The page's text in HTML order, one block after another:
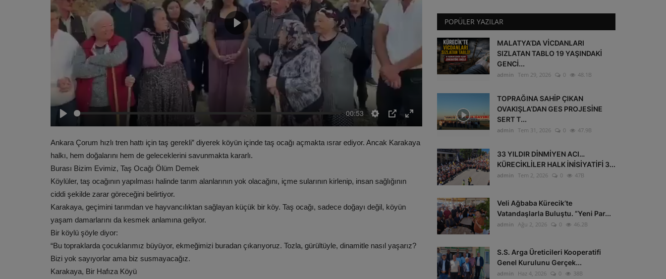
00:53
Play
Ankara Çorum hızlı tren hattı için taş gerekli” diyerek köyün içinde taş ocağı açmakta ısrar ediyor. Ancak Karakaya
halkı, hem doğalarını hem de geleceklerini savunmakta kararlı.
Burası Bizim Evimiz, Taş Ocağı Ölüm Demek
Köylüler, taş ocağının yapılması halinde tarım alanlarının yok olacağını, içme sularının kirlenip, insan sağlığının
ciddi şekilde zarar göreceğini belirtiyor.
Karakaya, geçimini tarımdan ve hayvancılıktan sağlayan küçük bir köy. Taş ocağı, sadece doğayı değil, köyün
yaşam damarlarını da kesmek anlamına geliyor.
Bir köylü şöyle diyor:
“Bu topraklarda çocuklarımız büyüyor, ekmeğimizi buradan çıkarıyoruz. Tozla, gürültüyle, dinamitle nasıl yaşarız?
Bizi yok sayıyorlar ama biz susmayacağız.
Karakaya, Bir Hafıza Köyü
POPÜLER YAZILAR
MALATYA’DA VİCDANLARI
SIZLATAN TABLO 19 YAŞINDAKİ
GENCİ...
admin Tem 29, 2026 0 48.1B
TOPRAĞINA SAHİP ÇIKAN
OVAKIŞLA’DAN GES PROJESİNE
SERT T...
admin Tem 31, 2026 0 47.9B
33 YILDIR DİNMİYEN ACI…
KÜRECİKLİLER HALK İNİSİYATİFİ 3...
admin Tem 2, 2026 0 47B
Veli Ağbaba Kürecik’te
Vatandaşlarla Buluştu. “Yeni Par...
admin Ağu 2, 2026 0 46.2B
S.S. Arga Üreticileri Kooperatifi
Genel Kurulunu Gerçek...
admin Haz 4, 2026 0 38B